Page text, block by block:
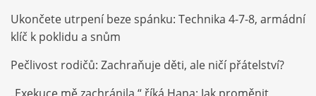
Ukončete utrpení beze spánku: Technika 4-7-8, armádní
klíč k poklidu a snům
Pečlivost rodičů: Zachraňuje děti, ale ničí přátelství?